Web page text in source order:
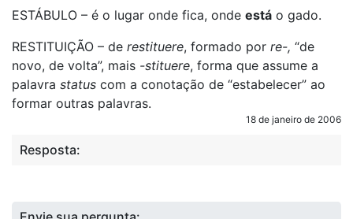
ESTÁBULO – é o lugar onde fica, onde está o gado.
RESTITUIÇÃO – de restituere, formado por re-, “de
novo, de volta”, mais -stituere, forma que assume a
palavra status com a conotação de “estabelecer” ao
formar outras palavras.
18 de janeiro de 2006
Resposta: